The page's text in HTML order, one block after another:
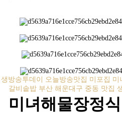
생방송투데이 오늘방송맛집 미포집
갈비솥밥 부산 해운대구 중동 맛집
미녀해물장정